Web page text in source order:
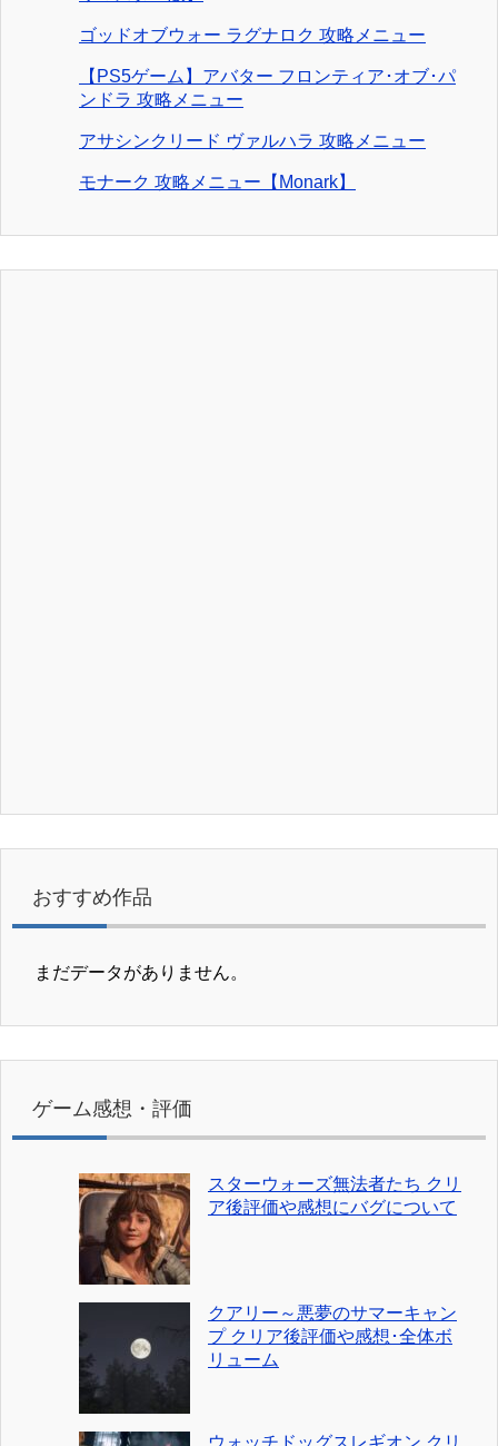
ゴッドオブウォー ラグナロク 攻略メニュー
【PS5ゲーム】アバター フロンティア･オブ･パ
ンドラ 攻略メニュー
アサシンクリード ヴァルハラ 攻略メニュー
モナーク 攻略メニュー【Monark】
おすすめ作品
まだデータがありません。
ゲーム感想・評価
スターウォーズ無法者たち クリ
ア後評価や感想にバグについて
クアリー～悪夢のサマーキャン
プ クリア後評価や感想･全体ボ
リューム
ウォッチドッグスレギオン クリ